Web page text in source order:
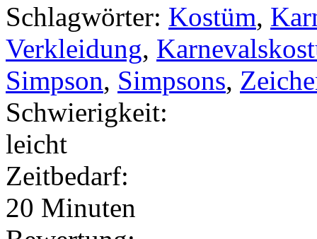
Schlagwörter: Kostüm,
Verkleidung,
Simpson, Simpsons,
Schwierigkeit:
leicht
Zeitbedarf:
20 Minuten